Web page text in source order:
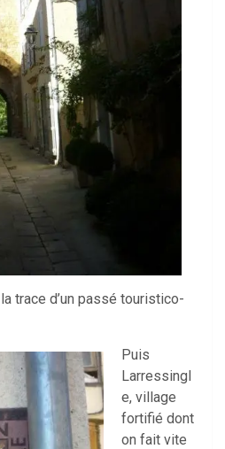
trace d’un passé touristico-
Puis
Larressingl
e, village
fortifié dont
on fait vite